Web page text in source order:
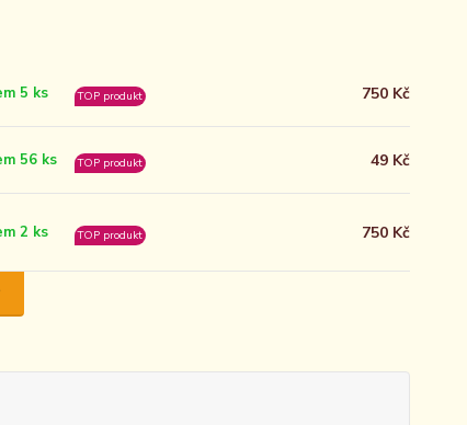
5 ks TOP produkt 750 Kč
56 ks TOP produkt 49 Kč
2 ks TOP produkt 750 Kč